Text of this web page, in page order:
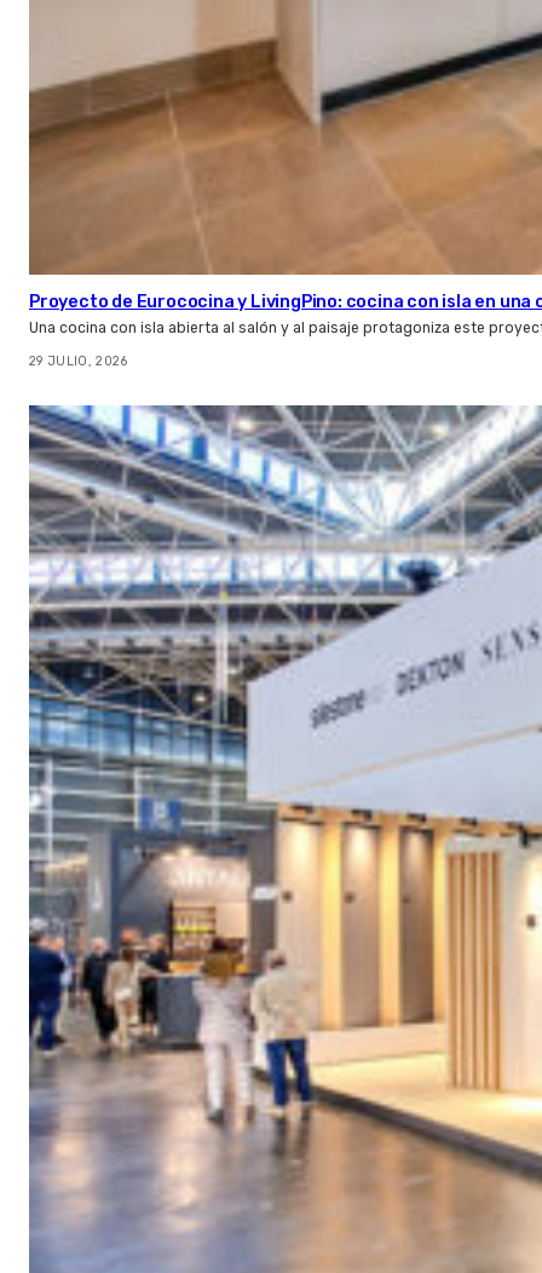
Proyecto de Eurococina y LivingPino: cocina con isla en una
Una cocina con isla abierta al salón y al paisaje protagoniza este
29 JULIO, 2026